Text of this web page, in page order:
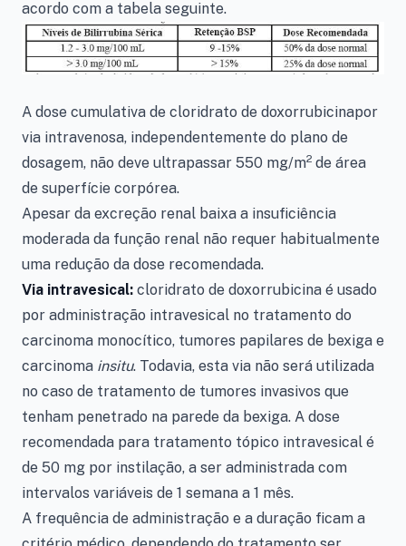
acordo com a tabela seguinte.
A dose cumulativa de cloridrato de doxorrubicinapor
via intravenosa, independentemente do plano de
dosagem, não deve ultrapassar 550 mg/m2 de área
de superfície corpórea.
Apesar da excreção renal baixa a insuficiência
moderada da função renal não requer habitualmente
uma redução da dose recomendada.
Via intravesical: cloridrato de doxorrubicina é usado
por administração intravesical no tratamento do
carcinoma monocítico, tumores papilares de bexiga e
carcinoma insitu. Todavia, esta via não será utilizada
no caso de tratamento de tumores invasivos que
tenham penetrado na parede da bexiga. A dose
recomendada para tratamento tópico intravesical é
de 50 mg por instilação, a ser administrada com
intervalos variáveis de 1 semana a 1 mês.
A frequência de administração e a duração ficam a